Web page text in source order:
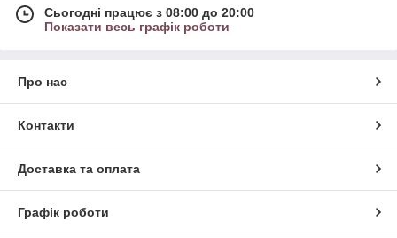
Сьогодні працює з 08:00 до 20:00
Показати весь графік роботи
Про нас
Контакти
Доставка та оплата
Графік роботи